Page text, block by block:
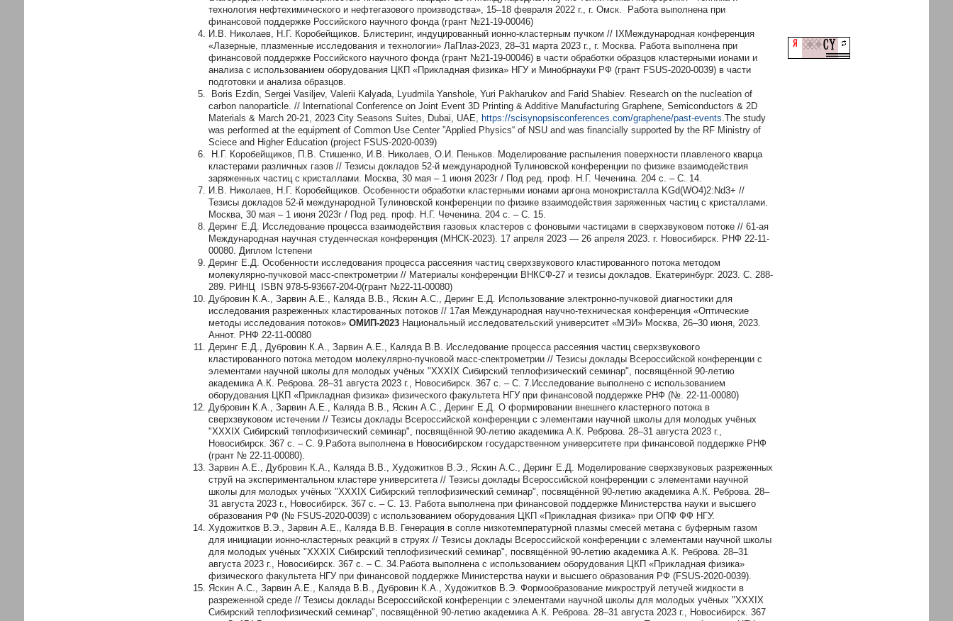
технология нефтехимического и нефтегазового производства», 15–18 февраля 2022 г., г. Омск. Работа выполнена при
финансовой поддержке Российского научного фонда (грант №21-19-00046)
И.В. Николаев, Н.Г. Коробейщиков. Блистеринг, индуцированный ионно-кластерным пучком // IXМеждународная конференция
«Лазерные, плазменные исследования и технологии» ЛаПлаз-2023, 28–31 марта 2023 г., г. Москва. Работа выполнена при
финансовой поддержке Российского научного фонда (грант №21-19-00046) в части обработки образцов кластерными ионами и
анализа с использованием оборудования ЦКП «Прикладная физика» НГУ и Минобрнауки РФ (грант FSUS-2020-0039) в части
подготовки и анализа образцов.
Boris Ezdin, Sergei Vasiljev, Valerii Kalyada, Lyudmila Yanshole, Yuri Pakharukov and Farid Shabiev. Research on the nucleation of
carbon nanoparticle. // International Conference on Joint Event 3D Printing & Additive Manufacturing Graphene, Semiconductors & 2D
Materials & March 20-21, 2023 City Seasons Suites, Dubai, UAE, https://scisynopsisconferences.com/graphene/past-events .The study
was performed at the equipment of Common Use Center ”Applied Physics“ of NSU and was financially supported by the RF Ministry of
Sciece and Higher Education (project FSUS-2020-0039)
Н.Г. Коробейщиков, П.В. Стишенко, И.В. Николаев, О.И. Пеньков. Моделирование распыления поверхности плавленого кварца
кластерами различных газов // Тезисы докладов 52-й международной Тулиновской конференции по физике взаимодействия
заряженных частиц с кристаллами. Москва, 30 мая – 1 июня 2023г / Под ред. проф. Н.Г. Чеченина. 204 с. – С. 14.
И.В. Николаев, Н.Г. Коробейщиков. Особенности обработки кластерными ионами аргона монокристалла KGd(WO4)2:Nd3+ //
Тезисы докладов 52-й международной Тулиновской конференции по физике взаимодействия заряженных частиц с кристаллами.
Москва, 30 мая – 1 июня 2023г / Под ред. проф. Н.Г. Чеченина. 204 с. – С. 15.
Деринг Е.Д. Исследование процесса взаимодействия газовых кластеров с фоновыми частицами в сверхзвуковом потоке // 61-ая
Международная научная студенческая конференция (МНСК-2023). 17 апреля 2023 — 26 апреля 2023. г. Новосибирск. РНФ 22-11-
00080. Диплом Iстепени
Деринг Е.Д. Особенности исследования процесса рассеяния частиц сверхзвукового кластированного потока методом
молекулярно-пучковой масс-спектрометрии // Материалы конференции ВНКСФ-27 и тезисы докладов. Екатеринбург. 2023. С. 288-
289. РИНЦ ISBN 978-5-93667-204-0(грант №22-11-00080)
Дубровин К.А., Зарвин А.Е., Каляда В.В., Яскин А.С., Деринг Е.Д. Использование электронно-пучковой диагностики для
исследования разреженных кластированных потоков // 17ая Международная научно-техническая конференция «Оптические
методы исследования потоков» ОМИП-2023 Национальный исследовательский университет «МЭИ» Москва, 26–30 июня, 2023.
Аннот. РНФ 22-11-00080
Деринг Е.Д., Дубровин К.А., Зарвин А.Е., Каляда В.В. Исследование процесса рассеяния частиц сверхзвукового
кластированного потока методом молекулярно-пучковой масс-спектрометрии // Тезисы доклады Всероссийской конференции с
элементами научной школы для молодых учёных "XXXIX Сибирский теплофизический семинар", посвящённой 90-летию
академика А.К. Реброва. 28–31 августа 2023 г., Новосибирск. 367 с. – С. 7.Исследование выполнено с использованием
оборудования ЦКП «Прикладная физика» физического факультета НГУ при финансовой поддержке РНФ (№. 22-11-00080)
Дубровин К.А., Зарвин А.Е., Каляда В.В., Яскин А.С., Деринг Е.Д. О формировании внешнего кластерного потока в
сверхзвуковом истечении // Тезисы доклады Всероссийской конференции с элементами научной школы для молодых учёных
"XXXIX Сибирский теплофизический семинар", посвящённой 90-летию академика А.К. Реброва. 28–31 августа 2023 г.,
Новосибирск. 367 с. – С. 9.Работа выполнена в Новосибирском государственном университете при финансовой поддержке РНФ
(грант № 22-11-00080).
Зарвин А.Е., Дубровин К.А., Каляда В.В., Художитков В.Э., Яскин А.С., Деринг Е.Д. Моделирование сверхзвуковых разреженных
струй на экспериментальном кластере университета // Тезисы доклады Всероссийской конференции с элементами научной
школы для молодых учёных "XXXIX Сибирский теплофизический семинар", посвящённой 90-летию академика А.К. Реброва. 28–
31 августа 2023 г., Новосибирск. 367 с. – С. 13. Работа выполнена при финансовой поддержке Министерства науки и высшего
образования РФ (№ FSUS-2020-0039) с использованием оборудования ЦКП «Прикладная физика» при ОПФ ФФ НГУ.
Художитков В.Э., Зарвин А.Е., Каляда В.В. Генерация в сопле низкотемпературной плазмы смесей метана с буферным газом
для инициации ионно-кластерных реакций в струях // Тезисы доклады Всероссийской конференции с элементами научной школы
для молодых учёных "XXXIX Сибирский теплофизический семинар", посвящённой 90-летию академика А.К. Реброва. 28–31
августа 2023 г., Новосибирск. 367 с. – С. 34.Работа выполнена с использованием оборудования ЦКП «Прикладная физика»
физического факультета НГУ при финансовой поддержке Министерства науки и высшего образования РФ (FSUS-2020-0039).
Яскин А.С., Зарвин А.Е., Каляда В.В., Дубровин К.А., Художитков В.Э. Формообразование микроструй летучей жидкости в
разреженной среде // Тезисы доклады Всероссийской конференции с элементами научной школы для молодых учёных "XXXIX
Сибирский теплофизический семинар", посвящённой 90-летию академика А.К. Реброва. 28–31 августа 2023 г., Новосибирск. 367